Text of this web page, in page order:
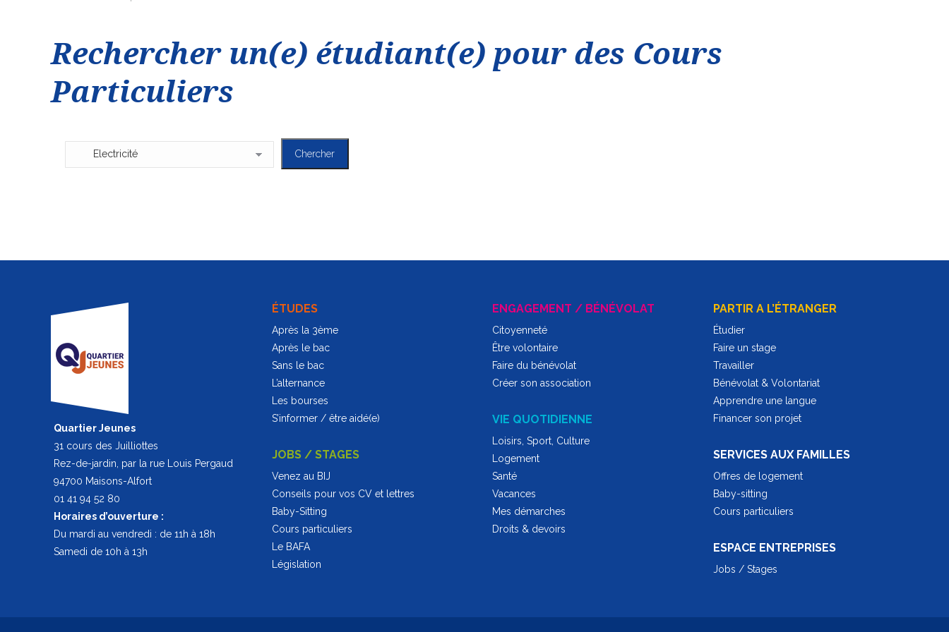
Rechercher un(e) étudiant(e) pour des Cours
Particuliers
Quartier Jeunes
31 cours des Juilliottes
Rez-de-jardin, par la rue Louis Pergaud
94700 Maisons-Alfort
01 41 94 52 80
Horaires d’ouverture :
Du mardi au vendredi : de 11h à 18h
Samedi de 10h à 13h
ÉTUDES
Après la 3ème
Après le bac
Sans le bac
L’alternance
Les bourses
S’informer / être aidé(e)
JOBS / STAGES
Venez au BIJ
Conseils pour vos CV et lettres
Baby-Sitting
Cours particuliers
Le BAFA
Législation
ENGAGEMENT / BÉNÉVOLAT
Citoyenneté
Être volontaire
Faire du bénévolat
Créer son association
VIE QUOTIDIENNE
Loisirs, Sport, Culture
Logement
Santé
Vacances
Mes démarches
Droits & devoirs
PARTIR A L’ÉTRANGER
Étudier
Faire un stage
Travailler
Bénévolat & Volontariat
Apprendre une langue
Financer son projet
SERVICES AUX FAMILLES
Offres de logement
Baby-sitting
Cours particuliers
ESPACE ENTREPRISES
Jobs / Stages